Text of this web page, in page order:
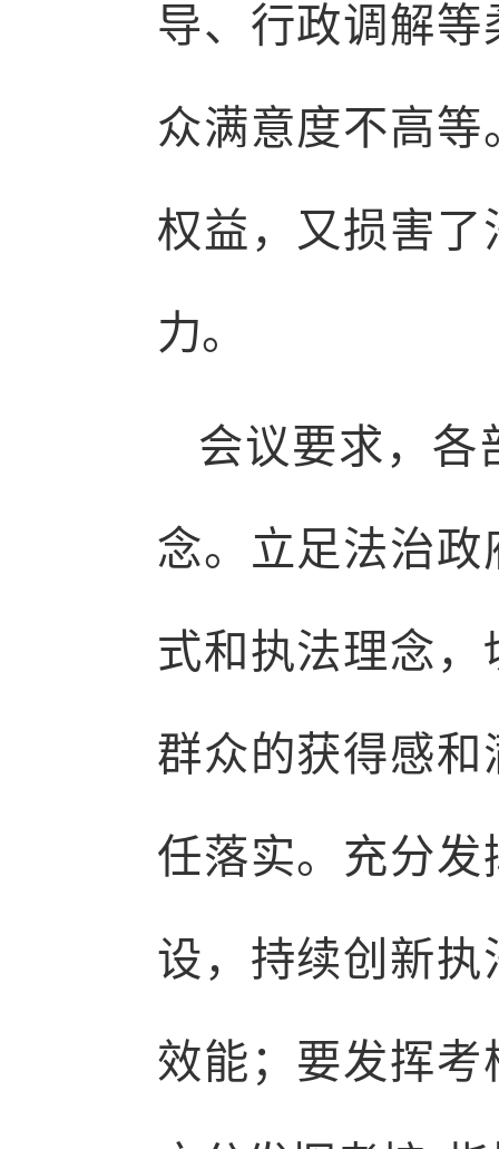
导、行政调解
众满意度不高
权益，又损害
力。
会议要求，各
念。立足法治
式和执法理念
群众的获得感
任落实。充分
设，持续创新
效能；要发挥